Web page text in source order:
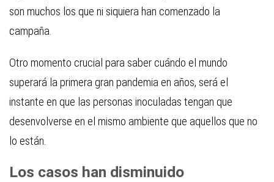
son muchos los que ni siquiera han comenzado la
campaña.
Otro momento crucial para saber cuándo el mundo
superará la primera gran pandemia en años, será el
instante en que las personas inoculadas tengan que
desenvolverse en el mismo ambiente que aquellos que no
lo están.
Los casos han disminuido